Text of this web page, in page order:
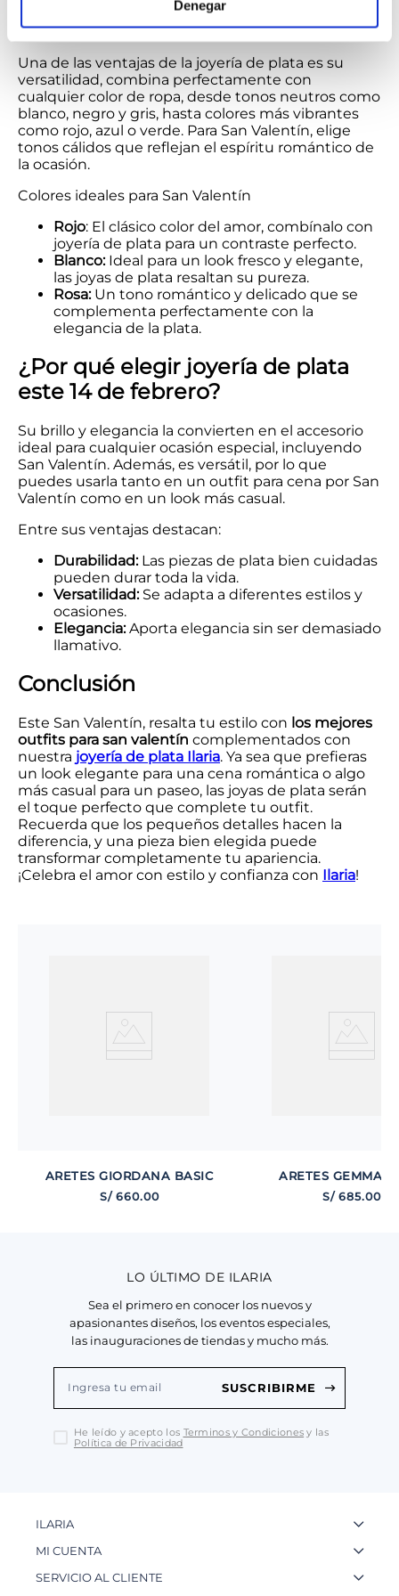
Denegar
joyería de plata
Una de las ventajas de la joyería de plata es su
versatilidad, combina perfectamente con
cualquier color de ropa, desde tonos neutros como
blanco, negro y gris, hasta colores más vibrantes
como rojo, azul o verde. Para San Valentín, elige
tonos cálidos que reflejan el espíritu romántico de
la ocasión.
Colores ideales para San Valentín
Rojo: El clásico color del amor, combínalo con
joyería de plata para un contraste perfecto.
Blanco:Ideal para un look fresco y elegante,
las joyas de plata resaltan su pureza.
Rosa:Un tono romántico y delicado que se
complementa perfectamente con la
elegancia de la plata.
¿Por qué elegir joyería de plata
este 14 de febrero?
Su brillo y elegancia la convierten en el accesorio
ideal para cualquier ocasión especial, incluyendo
San Valentín. Además, es versátil, por lo que
puedes usarla tanto en un outfit para cena por San
Valentín como en un look más casual.
Entre sus ventajas destacan:
Durabilidad:Las piezas de plata bien cuidadas
pueden durar toda la vida.
Versatilidad:Se adapta a diferentes estilos y
ocasiones.
Elegancia:Aporta elegancia sin ser demasiado
llamativo.
Conclusión
Este San Valentín, resalta tu estilo con los mejores
outfits para san valentín complementados con
nuestra joyería de plata Ilaria. Ya sea que prefieras
un look elegante para una cena romántica o algo
más casual para un paseo, las joyas de plata serán
el toque perfecto que complete tu outfit.
Recuerda que los pequeños detalles hacen la
diferencia, y una pieza bien elegida puede
transformar completamente tu apariencia.
¡Celebra el amor con estilo y confianza con Ilaria!
ARETES GIORDANA BASIC
S/ 660.00
ARETES GEMMA
S/ 685.00
LO ÚLTIMO DE ILARIA
Sea el primero en conocer los nuevos y
apasionantes diseños, los eventos especiales,
las inauguraciones de tiendas y mucho más.
SUSCRIBIRME
He leído y acepto los Terminos y Condiciones y las
Política de Privacidad
ILARIA
La Marca
Nuestas Tiendas
MI CUENTA
Ingresa a tu Cuenta
SERVICIO AL CLIENTE